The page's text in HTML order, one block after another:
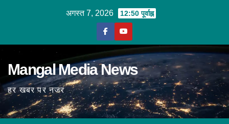
अगस्त 7, 2026 12:50 पूर्वाह्न
Mangal Media News
हर खबर पर नजर